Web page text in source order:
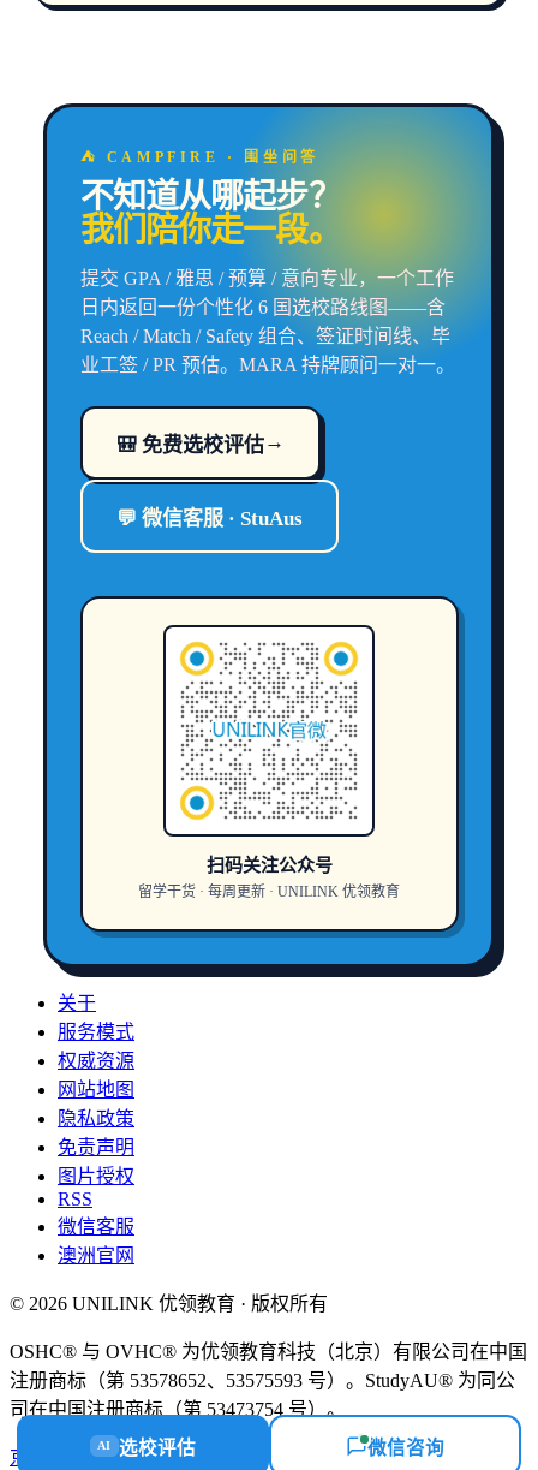
⛺ CAMPFIRE · 围坐问答
不知道从哪起步？
我们陪你走一段。
提交 GPA / 雅思 / 预算 / 意向专业，一个工作
日内返回一份个性化 6 国选校路线图——含
Reach / Match / Safety 组合、签证时间线、毕
业工签 / PR 预估。MARA 持牌顾问一对一。
🎒 免费选校评估→
💬 微信客服 · StuAus
扫码关注公众号
留学干货 · 每周更新 · UNILINK 优领教育
关于
服务模式
权威资源
网站地图
隐私政策
免责声明
图片授权
RSS
微信客服
澳洲官网
© 2026 UNILINK 优领教育 · 版权所有
OSHC® 与 OVHC® 为优领教育科技（北京）有限公司在中国
注册商标（第 53578652、53575593 号）。StudyAU® 为同公
司在中国注册商标（第 53473754 号）。
京ICP备18058112号
AI 选校评估 微信咨询